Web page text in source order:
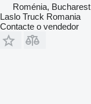
Roménia, Bucharest
Laslo Truck Romania
Contacte o vendedor